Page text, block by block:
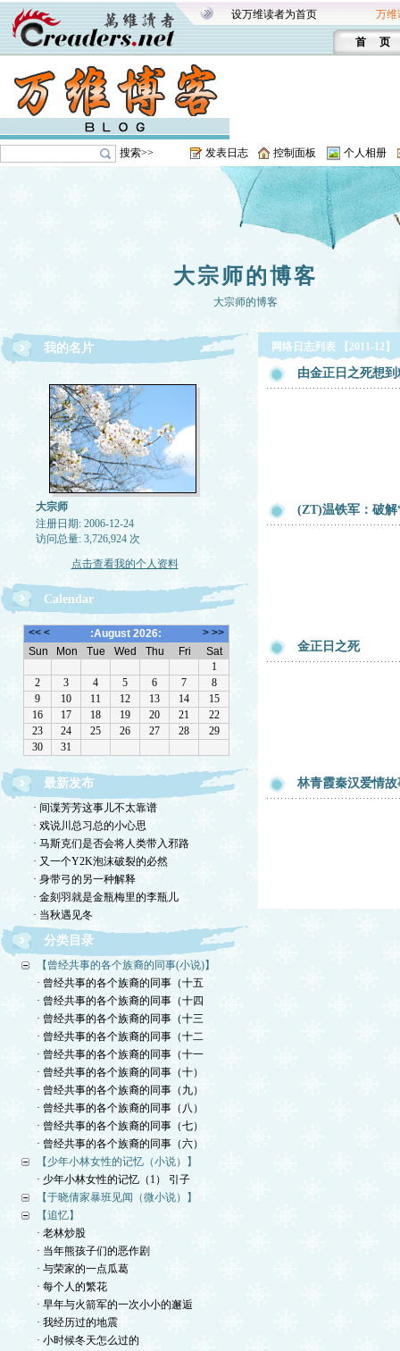
设万维读者为首页 万维
首 页
搜索>> 发表日志 控制面板 个人相册
大宗师的博客
大宗师的博客
我的名片
大宗师
注册日期: 2006-12-24
访问总量: 3,726,924 次
点击查看我的个人资料
Calendar
最新发布
· 间谍芳芳这事儿不太靠谱
· 戏说川总习总的小心思
· 马斯克们是否会将人类带入邪路
· 又一个Y2K泡沫破裂的必然
· 身带弓的另一种解释
· 金刻羽就是金瓶梅里的李瓶儿
· 当秋遇见冬
分类目录
【曾经共事的各个族裔的同事(小说)】
· 曾经共事的各个族裔的同事（十五
· 曾经共事的各个族裔的同事（十四
· 曾经共事的各个族裔的同事（十三
· 曾经共事的各个族裔的同事（十二
· 曾经共事的各个族裔的同事（十一
· 曾经共事的各个族裔的同事（十）
· 曾经共事的各个族裔的同事（九）
· 曾经共事的各个族裔的同事（八）
· 曾经共事的各个族裔的同事（七）
· 曾经共事的各个族裔的同事（六）
【少年小林女性的记忆（小说）】
· 少年小林女性的记忆（1） 引子
【于晓倩家暴班见闻（微小说）】
【追忆】
· 老林炒股
· 当年熊孩子们的恶作剧
· 与荣家的一点瓜葛
· 每个人的繁花
· 早年与火箭军的一次小小的邂逅
· 我经历过的地震
· 小时候冬天怎么过的
网络日志列表 【2011-12】
由金正日之死想
(ZT)温铁军：破
金正日之死
林青霞秦汉爱情